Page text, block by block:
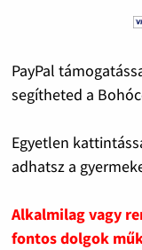
PayPal
segítheted a
Egyetlen
adhatsz a
Alkalmilag vagy
fontos dolgok